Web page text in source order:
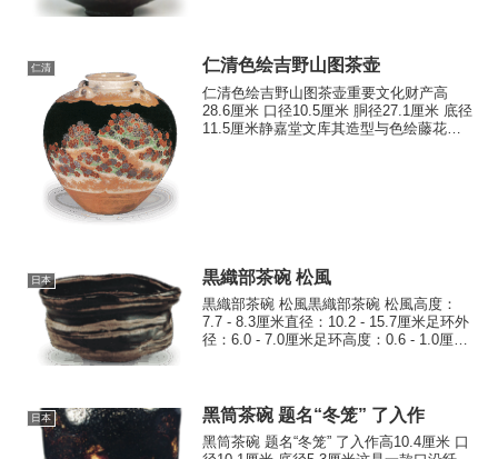
有印章，...
仁清 仁清色绘吉野山图茶壶
仁清色绘吉野山图茶壶重要文化财产高
28.6厘米 口径10.5厘米 胴径27.1厘米 底径
11.5厘米静嘉堂文库其造型与色绘藤花图
日本 黒織部茶碗 松風
黒織部茶碗 松風黒織部茶碗 松風高度：
7.7 - 8.3厘米直径：10.2 - 15.7厘米足环外
径：6.0 - 7.0厘米足环高度：0.6 - 1.0厘米
日本 黑筒茶碗 题名“冬笼” 了入作
黑筒茶碗 题名“冬笼” 了入作高10.4厘米 口